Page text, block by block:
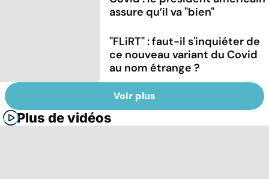
assure qu’il va "bien"
"FLiRT" : faut-il s'inquiéter de
ce nouveau variant du Covid
au nom étrange ?
Voir plus
Plus de vidéos